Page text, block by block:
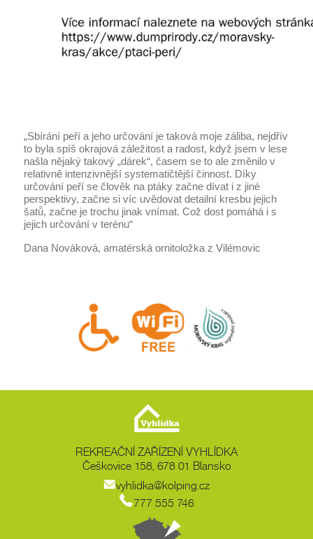
„Sbírání peří a jeho určování je taková moje záliba, nejdřív
to byla spíš okrajová záležitost a radost, když jsem v lese
našla nějaký takový „dárek“, časem se to ale změnilo v
relativně intenzivnější systematičtější činnost. Díky
určování peří se člověk na ptáky začne dívat i z jiné
perspektivy, začne si víc uvědovat detailní kresbu jejich
šatů, začne je trochu jinak vnímat. Což dost pomáhá i s
jejich určování v terénu“
Dana Nováková, amatérská ornitoložka z Vilémovic
REKREAČNÍ ZAŘÍZENÍ VYHLÍDKA
Češkovice 158, 678 01 Blansko
vyhlidka@kolping.cz
777 555 746